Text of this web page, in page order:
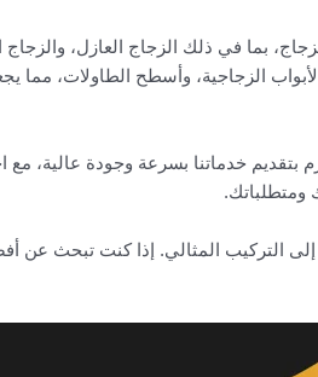
بما في ذلك الزجاج العازل،
الزجاجية، وأسطح الطاولات، مما
خدماتنا بسرعة وجودة عالية، مع
ومتطلباتك.
التركيب المثالي. إذا كنت تبحث